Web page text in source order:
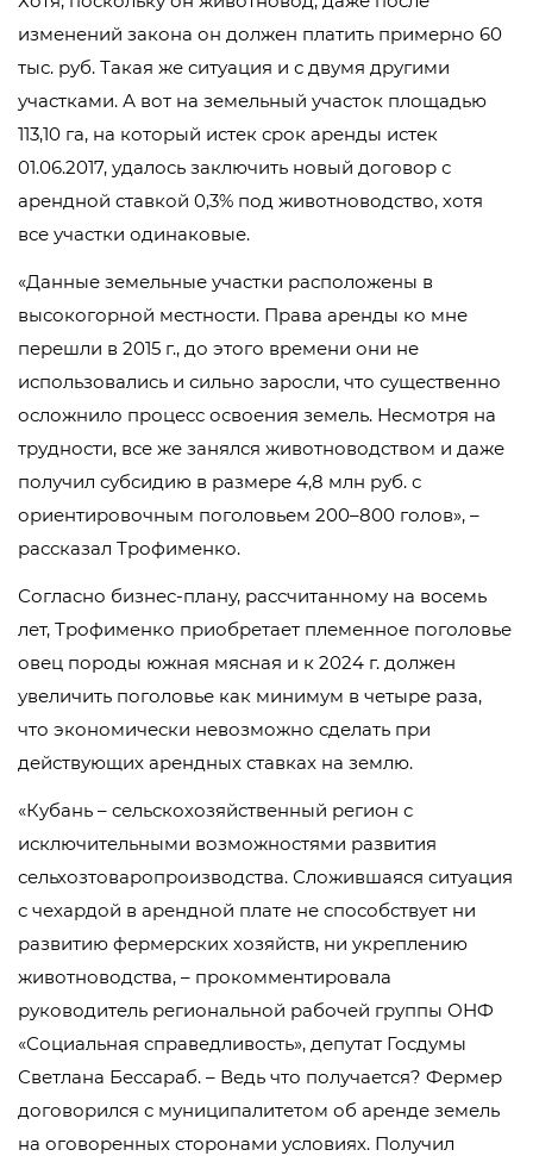
изменений закона он должен платить примерно 60
тыс. руб. Такая же ситуация и с двумя другими
участками. А вот на земельный участок площадью
113,10 га, на который истек срок аренды истек
01.06.2017, удалось заключить новый договор с
арендной ставкой 0,3% под животноводство, хотя
все участки одинаковые.
«Данные земельные участки расположены в
высокогорной местности. Права аренды ко мне
перешли в 2015 г., до этого времени они не
использовались и сильно заросли, что существенно
осложнило процесс освоения земель. Несмотря на
трудности, все же занялся животноводством и даже
получил субсидию в размере 4,8 млн руб. с
ориентировочным поголовьем 200–800 голов», –
рассказал Трофименко.
Согласно бизнес-плану, рассчитанному на восемь
лет, Трофименко приобретает племенное поголовье
овец породы южная мясная и к 2024 г. должен
увеличить поголовье как минимум в четыре раза,
что экономически невозможно сделать при
действующих арендных ставках на землю.
«Кубань – сельскохозяйственный регион с
исключительными возможностями развития
сельхозтоваропроизводства. Сложившаяся ситуация
с чехардой в арендной плате не способствует ни
развитию фермерских хозяйств, ни укреплению
животноводства, – прокомментировала
руководитель региональной рабочей группы ОНФ
«Социальная справедливость», депутат Госдумы
Светлана Бессараб. – Ведь что получается? Фермер
договорился с муниципалитетом об аренде земель
на оговоренных сторонами условиях. Получил